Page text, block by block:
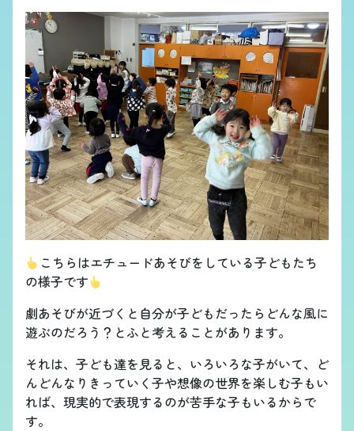
こちらはエチュードあそびをしている子どもたち
の様子です
劇あそびが近づくと自分が子どもだったらどんな風に
遊ぶのだろう？とふと考えることがあります。
それは、子ども達を見ると、いろいろな子がいて、ど
んどんなりきっていく子や想像の世界を楽しむ子もい
れば、現実的で表現するのが苦手な子もいるからで
す。